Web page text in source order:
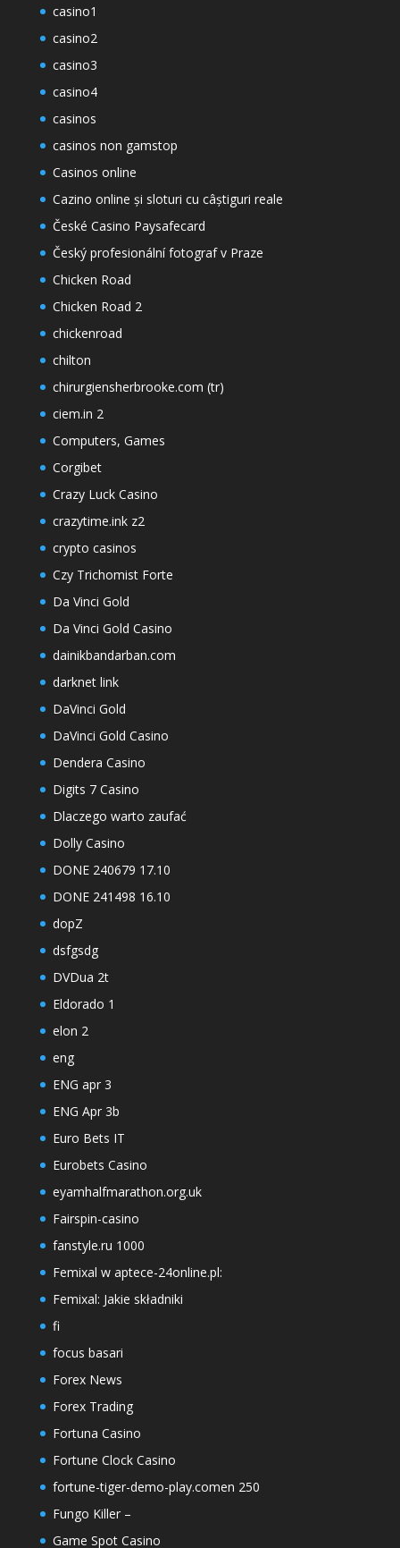
casino1
casino2
casino3
casino4
casinos
casinos non gamstop
Casinos online
Cazino online și sloturi cu câștiguri reale
České Casino Paysafecard
Český profesionální fotograf v Praze
Chicken Road
Chicken Road 2
chickenroad
chilton
chirurgiensherbrooke.com (tr)
ciem.in 2
Computers, Games
Corgibet
Crazy Luck Casino
crazytime.ink z2
crypto casinos
Czy Trichomist Forte
Da Vinci Gold
Da Vinci Gold Casino
dainikbandarban.com
darknet link
DaVinci Gold
DaVinci Gold Casino
Dendera Casino
Digits 7 Casino
Dlaczego warto zaufać
Dolly Casino
DONE 240679 17.10
DONE 241498 16.10
dopZ
dsfgsdg
DVDua 2t
Eldorado 1
elon 2
eng
ENG apr 3
ENG Apr 3b
Euro Bets IT
Eurobets Casino
eyamhalfmarathon.org.uk
Fairspin-casino
fanstyle.ru 1000
Femixal w aptece-24online.pl:
Femixal: Jakie składniki
fi
focus basari
Forex News
Forex Trading
Fortuna Casino
Fortune Clock Casino
fortune-tiger-demo-play.comen 250
Fungo Killer –
Game Spot Casino